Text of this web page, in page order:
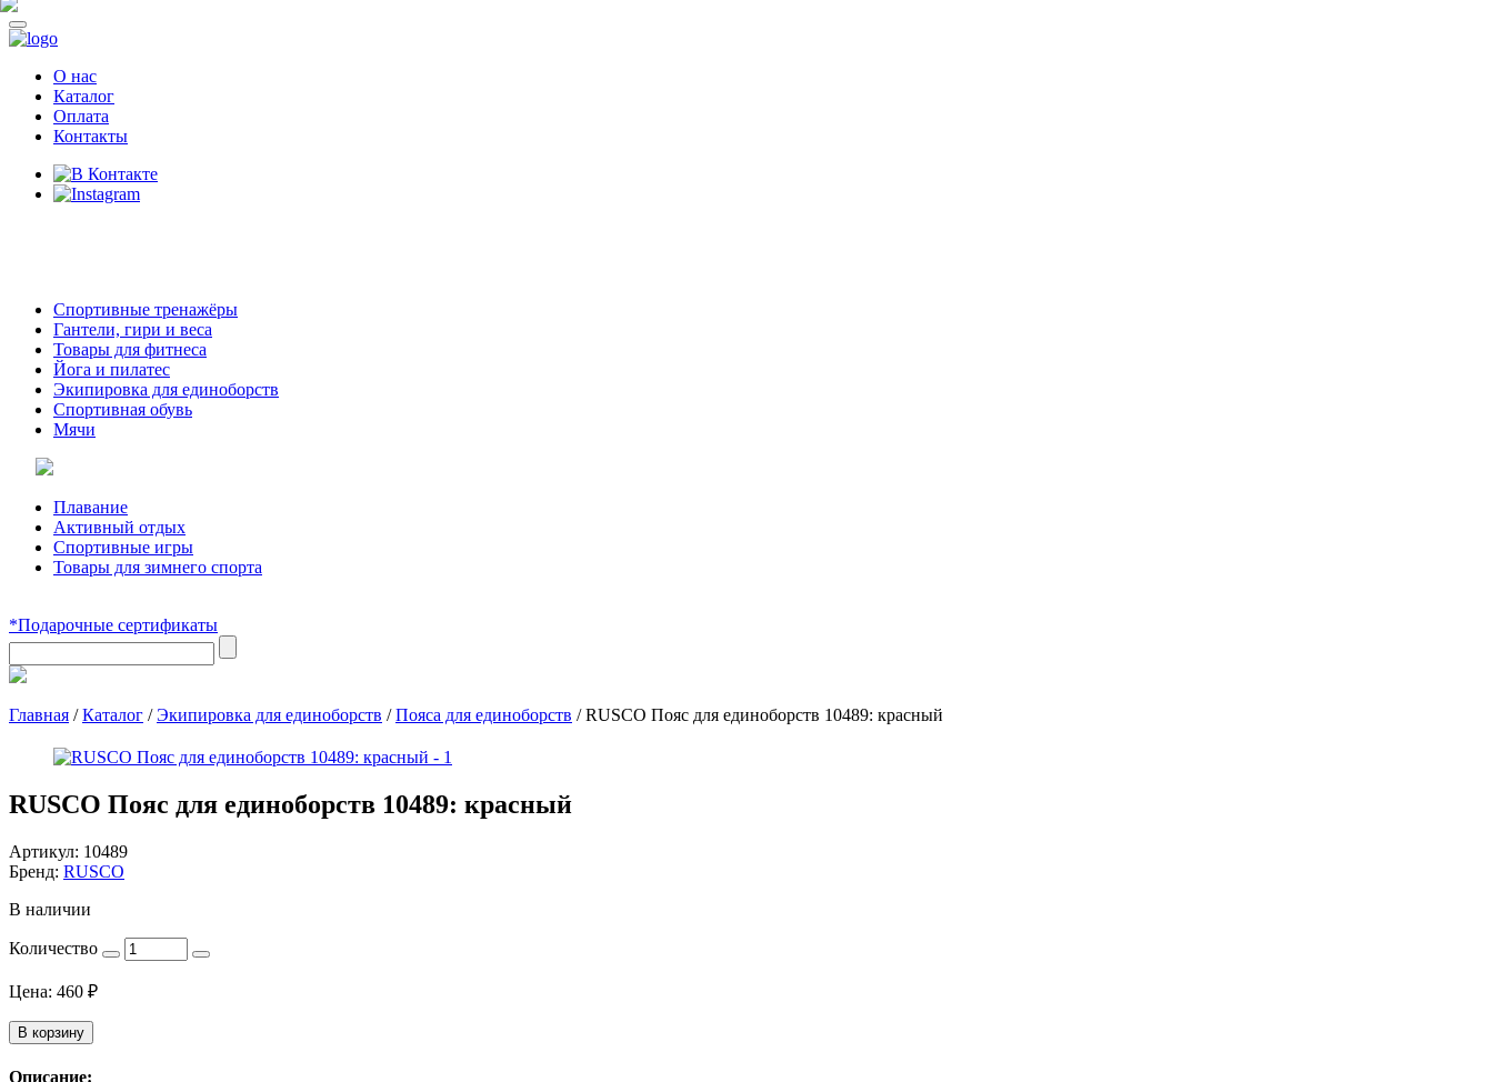
О нас
Каталог
Оплата
Контакты
Спортивные тренажёры
Гантели, гири и веса
Товары для фитнеса
Йога и пилатес
Экипировка для единоборств
Спортивная обувь
Мячи
Плавание
Активный отдых
Спортивные игры
Товары для зимнего спорта
*Подарочные сертификаты
Главная /Каталог /Экипировка для единоборств /Пояса для единоборств /RUSCO Пояс для единоборств 10489: красный
RUSCO Пояс для единоборств 10489: красный
Артикул: 10489
Бренд: RUSCO
В наличии
Количество
Цена: 460 ₽
В корзину
Описание: